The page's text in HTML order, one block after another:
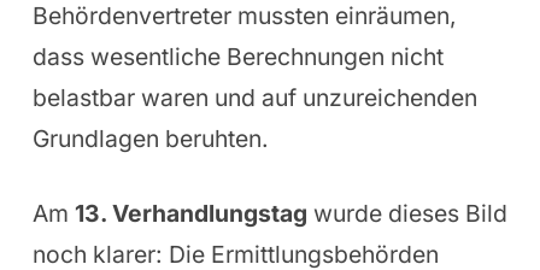
Behördenvertreter mussten einräumen,
dass wesentliche Berechnungen nicht
belastbar waren und auf unzureichenden
Grundlagen beruhten.
Am 13. Verhandlungstag wurde dieses Bild
noch klarer: Die Ermittlungsbehörden